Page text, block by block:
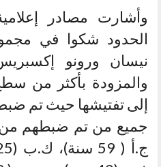
وأشارت مصادر
الحدود شكوا في
نيسان ورونو
والمزودة بأكثر من
إلى تفتيشها حيث تم
جميع من تم ضبطهم